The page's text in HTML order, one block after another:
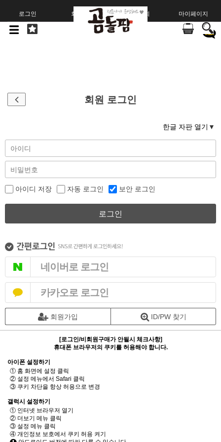
로그인 회원가입 주문조회 마이페이지
회원 로그인
한글 자판 열기
아이디 저장 자동 로그인 보안 로그인
로그인
네이버로 로그인
카카오로 로그인
회원가입 ID/PW 찾기
[로그인/비회원구매가 안될시 체크사항]
휴대폰 브라우저의 쿠키를 허용해야 합니다.
아이폰 설정하기
① 홈 화면에 설정 클릭
② 설정 메뉴에서 Safari 클릭
③ 쿠키 차단을 항상 허용으로 변경
갤럭시 설정하기
① 인터넷 브라우저 열기
② 더보기 메뉴 클릭
③ 설정 메뉴 클릭
④ 개인정보 보호에서 쿠키 허용 켜기